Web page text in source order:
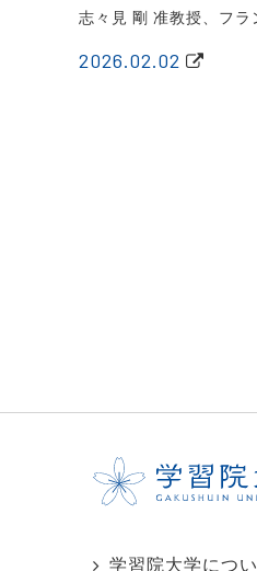
志々見 剛 准教授、フ
2026.02.02
学習院大学につ